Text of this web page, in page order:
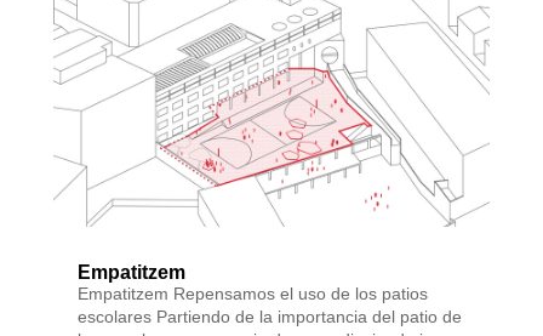
Empatitzem
Empatitzem Repensamos el uso de los patios
escolares Partiendo de la importancia del patio de